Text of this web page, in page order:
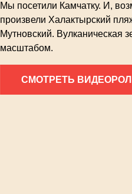
Мы посетили Камчатку. И,
произвели Халактырский
Мутновский. Вулканическая
масштабом.
СМОТРЕТЬ